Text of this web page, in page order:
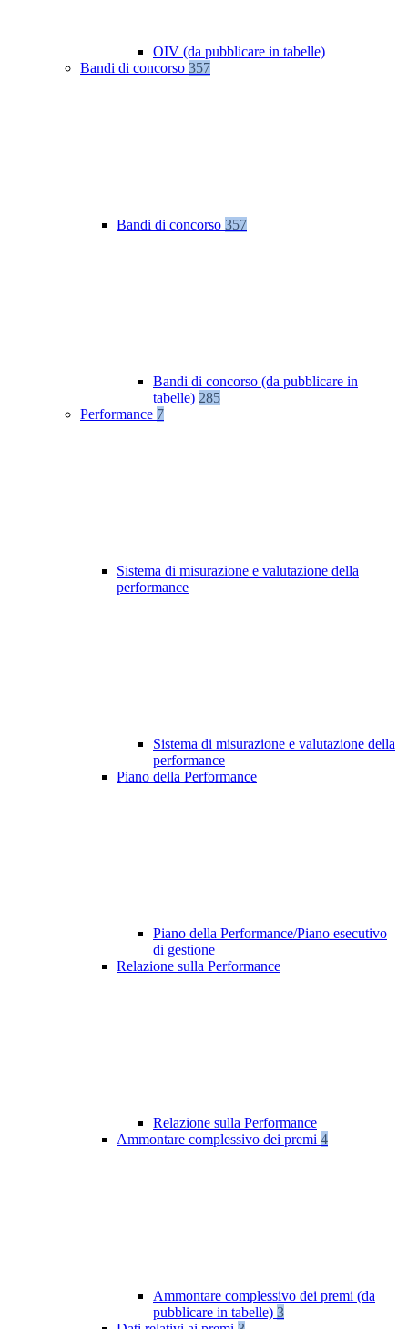
OIV (da pubblicare in tabelle)
Bandi di concorso 357
Bandi di concorso 357
Bandi di concorso (da pubblicare in
tabelle) 285
Performance 7
Sistema di misurazione e valutazione della
performance
Sistema di misurazione e valutazione della
performance
Piano della Performance
Piano della Performance/Piano esecutivo
di gestione
Relazione sulla Performance
Relazione sulla Performance
Ammontare complessivo dei premi 4
Ammontare complessivo dei premi (da
pubblicare in tabelle) 3